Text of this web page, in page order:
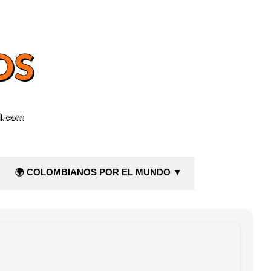
🌍 COLOMBIANOS POR EL MUNDO ▼